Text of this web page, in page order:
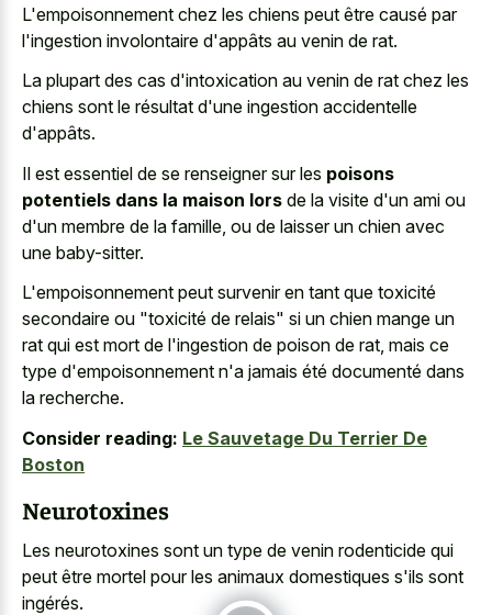
L'empoisonnement chez les chiens peut être causé par
l'ingestion involontaire d'appâts au venin de rat.
La plupart des cas d'intoxication au venin de rat chez les
chiens sont le résultat d'une ingestion accidentelle
d'appâts.
Il est essentiel de se renseigner sur les poisons
potentiels dans la maison lors de la visite d'un ami ou
d'un membre de la famille, ou de laisser un chien avec
une baby-sitter.
L'empoisonnement peut survenir en tant que toxicité
secondaire ou "toxicité de relais" si un chien mange un
rat qui est mort de l'ingestion de poison de rat, mais ce
type d'empoisonnement n'a jamais été documenté dans
la recherche.
Consider reading: Le Sauvetage Du Terrier De
Boston
Neurotoxines
Les neurotoxines sont un type de venin rodenticide qui
peut être mortel pour les animaux domestiques s'ils sont
ingérés.